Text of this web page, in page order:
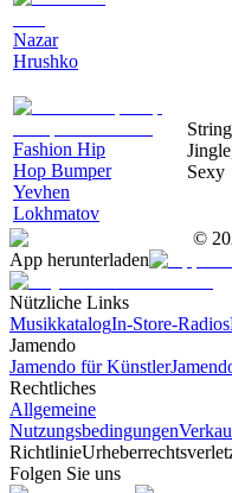
Nazar
Hrushko
Fashion Hip
Hop Bumper
Yevhen
Lokhmatov
Sexy
©
App herunterladen
Nützliche Links
MusikkatalogIn-Store-Radios
Jamendo
Jamendo für Künstler
Rechtliches
Allgemeine
Nutzungsbedingungen
Richtlinie
Folgen Sie uns